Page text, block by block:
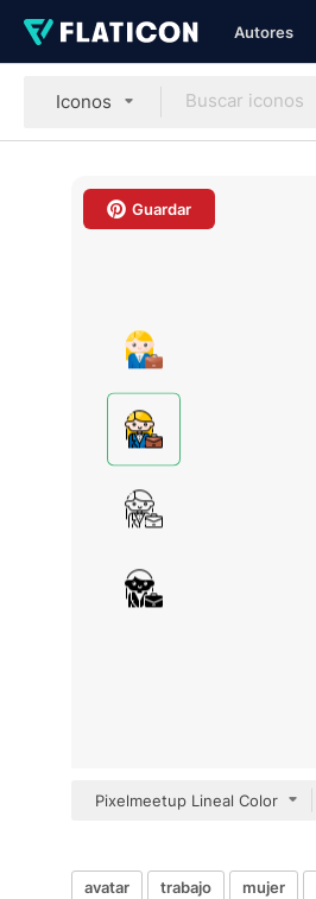
Autores
Iconos
Guardar
Pixelmeetup Lineal Color
avatar trabajo mujer